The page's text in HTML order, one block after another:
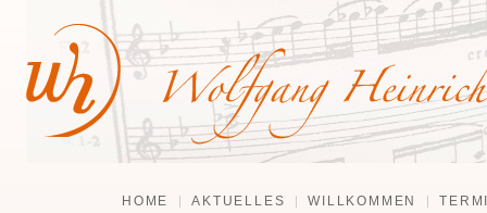
HOME AKTUELLES WILLKOMMEN